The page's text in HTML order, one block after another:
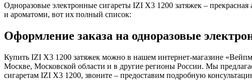
Одноразовые электронные сигареты IZI X3 1200 затяжек –
и ароматоми, вот их полный список:
Оформление заказа на одноразовые
Купить IZI X3 1200 затяжек можно в нашем интернет-магазине
Москве, Московской области и в другие регионы России. Мы
сигаретам IZI X3 1200, звоните – предоставим подробную